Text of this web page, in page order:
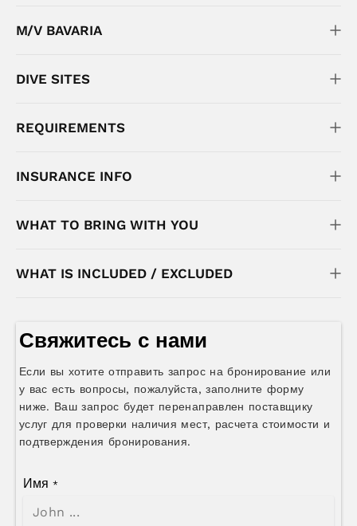
M/V BAVARIA
DIVE SITES
REQUIREMENTS
INSURANCE INFO
WHAT TO BRING WITH YOU
WHAT IS INCLUDED / EXCLUDED
Свяжитесь с нами
Если вы хотите отправить запрос на бронирование или
у вас есть вопросы, пожалуйста, заполните форму
ниже. Ваш запрос будет перенаправлен поставщику
услуг для проверки наличия мест, расчета стоимости и
подтверждения бронирования.
Имя *